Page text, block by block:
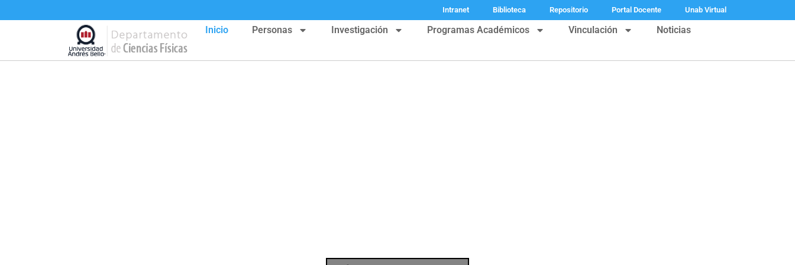
Intranet Biblioteca Repositorio Portal Docente Unab Virtual
Inicio Personas Investigación Programas Académicos Vinculación Noticias